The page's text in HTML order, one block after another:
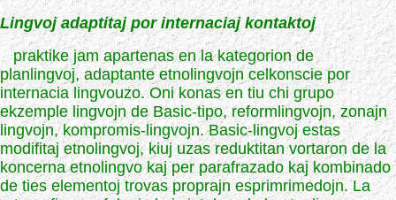
Lingvoj adaptitaj por internaciaj kontaktoj
praktike jam apartenas en la kategorion de
planlingvoj, adaptante etnolingvojn celkonscie por
internacia lingvouzo. Oni konas en tiu chi grupo
ekzemple lingvojn de Basic-tipo, reformlingvojn, zonajn
lingvojn, kompromis-lingvojn. Basic-lingvoj estas
modifitaj etnolingvoj, kiuj uzas reduktitan vortaron de la
koncerna etnolingvo kaj per parafrazado kaj kombinado
de ties elementoj trovas proprajn esprimrimedojn. La